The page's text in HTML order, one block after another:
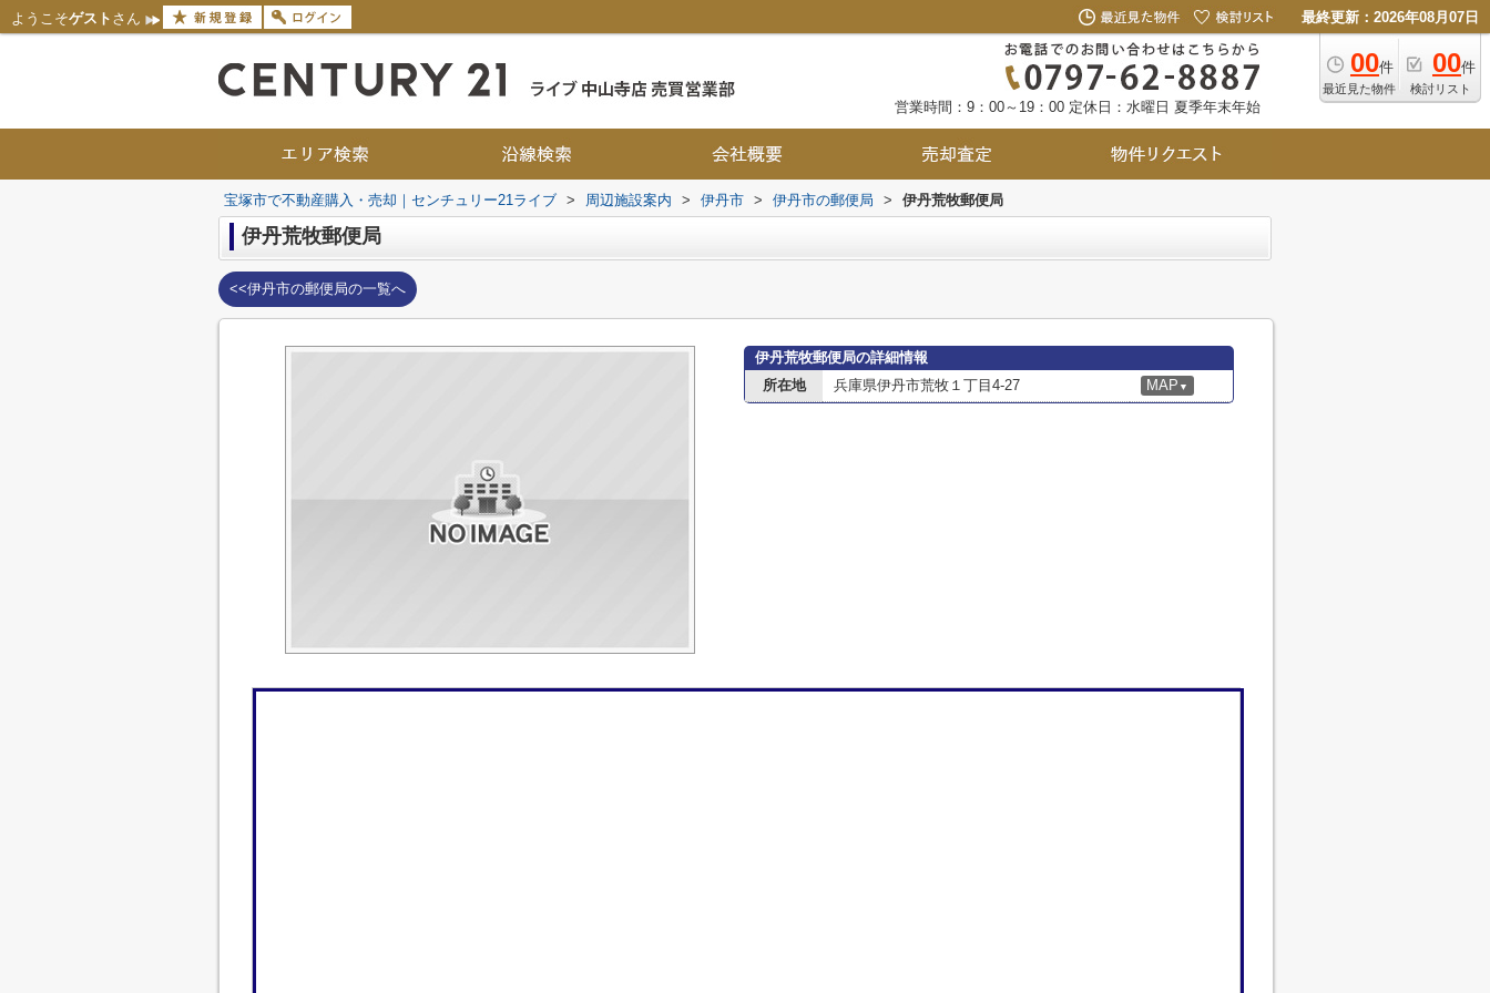
ようこそゲスト さん 最終更新：2026年08月07日
00件
最近見た物件
00件
検討リスト
営業時間：9：00～19：00 定休日：水曜日 夏季年末年始
宝塚市で不動産購入・売却｜センチュリー21ライブ > 周辺施設案内 > 伊丹市 > 伊丹市の郵便局 > 伊丹荒牧郵便局
伊丹荒牧郵便局
<<伊丹市の郵便局の一覧へ
伊丹荒牧郵便局の詳細情報
所在地
兵庫県伊丹市荒牧１丁目4-27 MAP ▼